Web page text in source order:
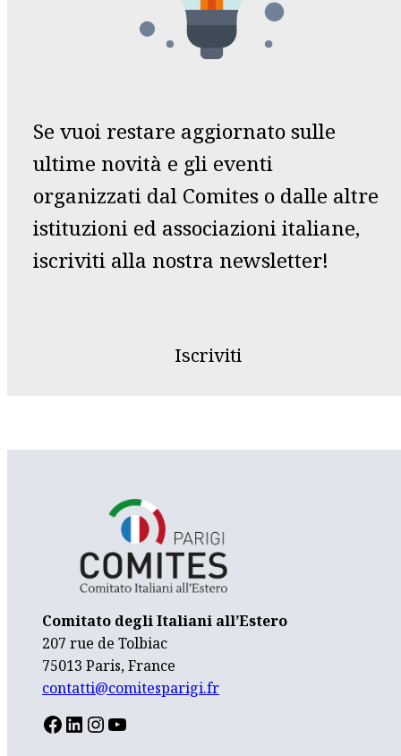
Se vuoi restare aggiornato sulle
ultime novità e gli eventi
organizzati dal Comites o dalle altre
istituzioni ed associazioni italiane,
iscriviti alla nostra newsletter!
Iscriviti
Comitato degli Italiani all’Estero
207 rue de Tolbiac
75013 Paris, France
contatti@comitesparigi.fr
FACEBOOK LINKEDIN INSTAGRAM YOUTUBE